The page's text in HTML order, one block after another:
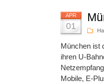
APR
01
München ist
ihren U-
Mobile, E-